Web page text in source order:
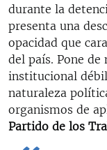
durante la
presenta una
opacidad que
del país. Pone
institucional
naturaleza
organismos de
Partido de los